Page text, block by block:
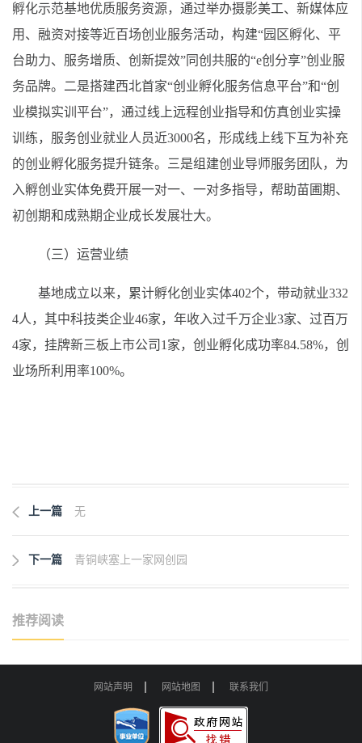
孵化示范基地优质服务资源，通过举办摄影美工、新媒体应
用、融资对接等近百场创业服务活动，构建“园区孵化、平
台助力、服务增质、创新提效”同创共服的“e创分享”创业服
务品牌。二是搭建西北首家“创业孵化服务信息平台”和“创
业模拟实训平台”，通过线上远程创业指导和仿真创业实操
训练，服务创业就业人员近3000名，形成线上线下互为补充
的创业孵化服务提升链条。三是组建创业导师服务团队，为
入孵创业实体免费开展一对一、一对多指导，帮助苗圃期、
初创期和成熟期企业成长发展壮大。
（三）运营业绩
基地成立以来，累计孵化创业实体402个，带动就业332
4人，其中科技类企业46家，年收入过千万企业3家、过百万
4家，挂牌新三板上市公司1家，创业孵化成功率84.58%，创
业场所利用率100%。
上一篇 无
下一篇 青铜峡塞上一家网创园
推荐阅读
网站声明 网站地图 联系我们